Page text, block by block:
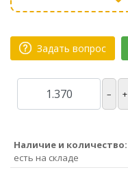
Задать вопрос
– +
Наличие и количество:
есть на складе